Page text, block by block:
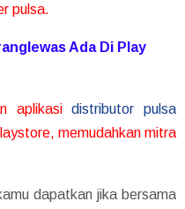
pulsa.
Ada Di Play
aplikasidistributor pulsa
memudahkan mitra
dapatkan jika bersama